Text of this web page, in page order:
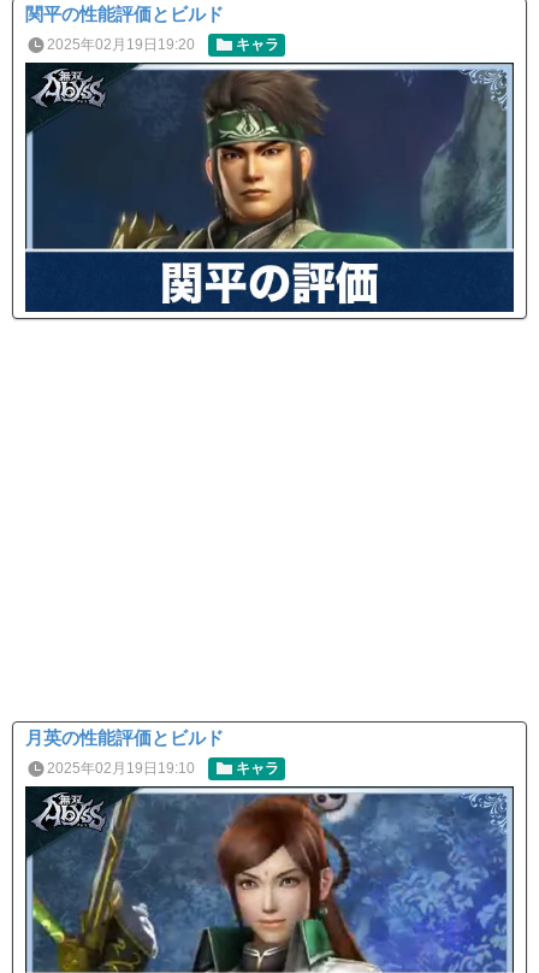
関平の性能評価とビルド
2025年02月19日19:20 キャラ
月英の性能評価とビルド
2025年02月19日19:10 キャラ